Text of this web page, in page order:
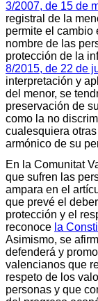
3/2007, de 15 de
registral de la
permite el cambio
nombre de las
protección de la
8/2015, de 22 de
interpretación y
del menor, se
preservación de
como la no
cualesquiera
armónico de su
En la Comunitat
que sufren las
ampara en el
que prevé el
protección y el
reconoce la
Asimismo, se
defenderá y
valencianos que
respeto de los
personas y que